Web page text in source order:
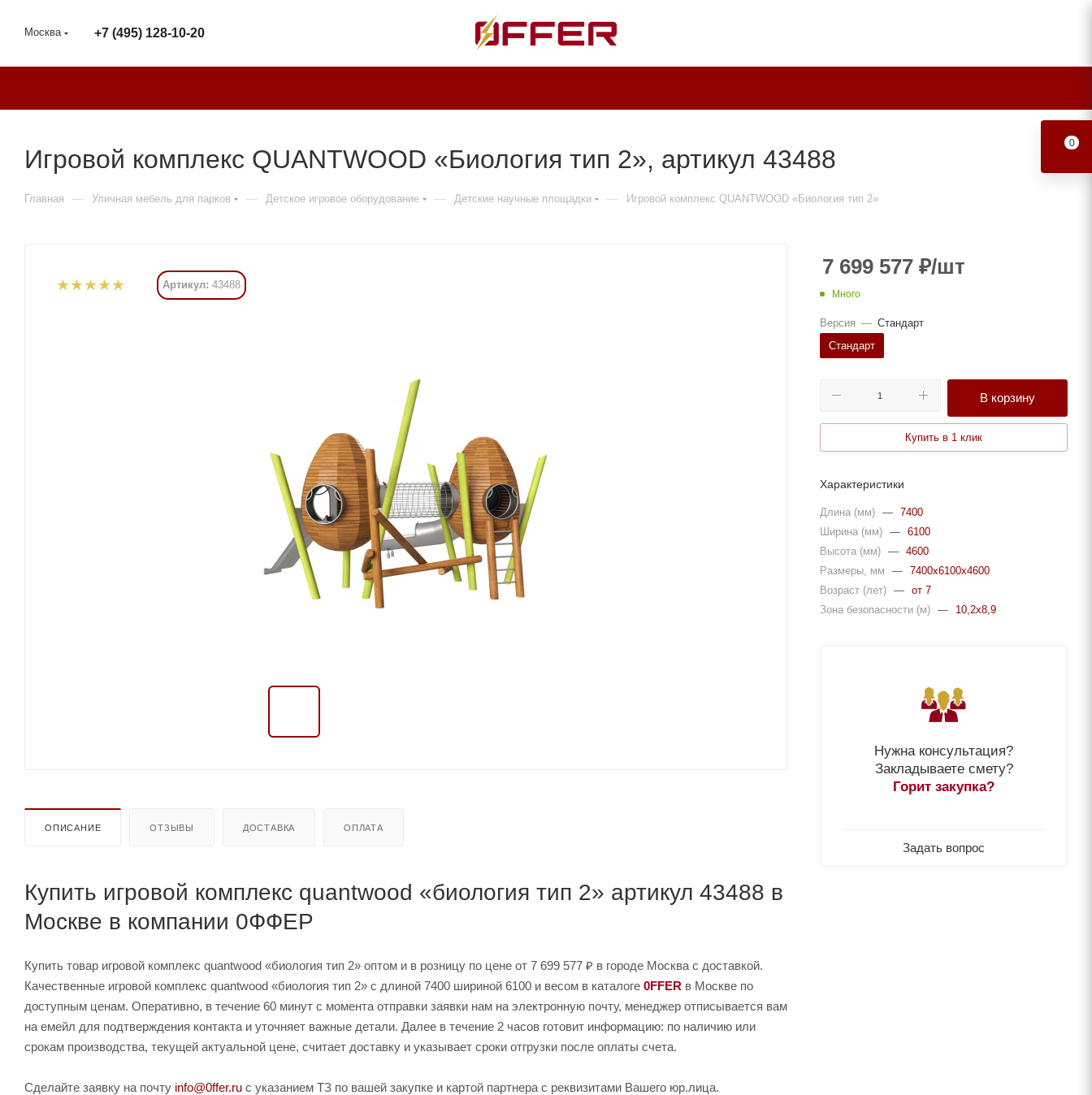
Москва +7 (495) 128-10-20
Игровой комплекс QUANTWOOD «Биология тип 2», артикул 43488
Главная — Уличная мебель для парков — Детское игровое оборудование — Детские научные площадки — Игровой комплекс QUANTWOOD «Биология тип 2»
Артикул: 43488
ОПИСАНИЕ ОТЗЫВЫ ДОСТАВКА ОПЛАТА
Купить игровой комплекс quantwood «биология тип 2» артикул 43488 в
Москве в компании 0ФФЕР
Купить товар игровой комплекс quantwood «биология тип 2» оптом и в розницу по цене от 7 699 577 ₽ в городе Москва с доставкой.
Качественные игровой комплекс quantwood «биология тип 2» с длиной 7400 шириной 6100 и весом в каталоге 0FFER в Москве по
доступным ценам. Оперативно, в течение 60 минут с момента отправки заявки нам на электронную почту, менеджер отписывается вам
на емейл для подтверждения контакта и уточняет важные детали. Далее в течение 2 часов готовит информацию: по наличию или
срокам производства, текущей актуальной цене, считает доставку и указывает сроки отгрузки после оплаты счета.
Сделайте заявку на почту info@0ffer.ru с указанием ТЗ по вашей закупке и картой партнера с реквизитами Вашего юр.лица.
7 699 577 ₽/шт
Много
Версия — Стандарт
Стандарт
В корзину
Купить в 1 клик
Характеристики
Длина (мм) — 7400
Ширина (мм) — 6100
Высота (мм) — 4600
Размеры, мм
— 7400x6100x4600
Возраст (лет) — от 7
Зона безопасности (м) — 10,2x8,9
Нужна консультация?
Закладываете смету?
Горит закупка?
Задать вопрос
0